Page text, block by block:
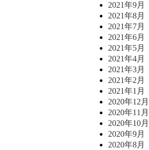
2021年9月
2021年8月
2021年7月
2021年6月
2021年5月
2021年4月
2021年3月
2021年2月
2021年1月
2020年12月
2020年11月
2020年10月
2020年9月
2020年8月